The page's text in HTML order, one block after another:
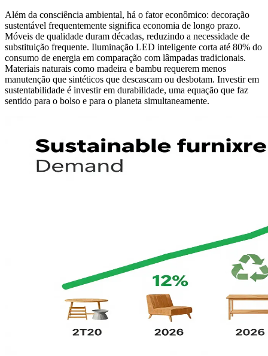
Além da consciência ambiental, há o fator econômico: decoração
sustentável frequentemente significa economia de longo prazo.
Móveis de qualidade duram décadas, reduzindo a necessidade de
substituição frequente. Iluminação LED inteligente corta até 80% do
consumo de energia em comparação com lâmpadas tradicionais.
Materiais naturais como madeira e bambu requerem menos
manutenção que sintéticos que descascam ou desbotam. Investir em
sustentabilidade é investir em durabilidade, uma equação que faz
sentido para o bolso e para o planeta simultaneamente.